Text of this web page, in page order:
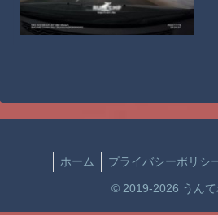
ホーム プライバシーポリシ
© 2019-2026 うんて